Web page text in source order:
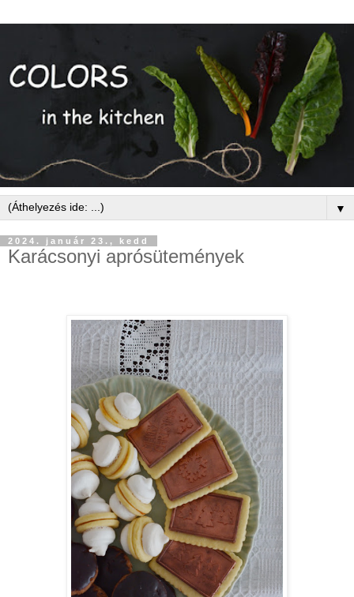
▼
2024. január 23., kedd
Karácsonyi aprósütemények